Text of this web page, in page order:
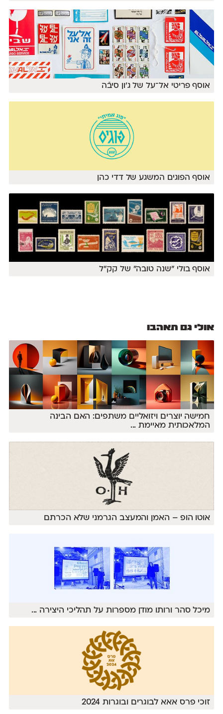
אוסף פריטי אל־על של ג׳ון סיבֿה
אוסף הפוגים המשגע של דדי כהן
אוסף בולי ״שנה טובה״ של קק״ל
אולי גם תאהבו
חמישה יוצרים ויזואליים משתפים: האם הבינה
המלאכותית מאיימת...
אוטו הופ – האמן והמעצב הגרמני שלא הכרתם
מיכל סהר ורותו מודן מספרות על תהליכי היצירה ...
זוכי פרס אאא לבוגרים ובוגרות 2024